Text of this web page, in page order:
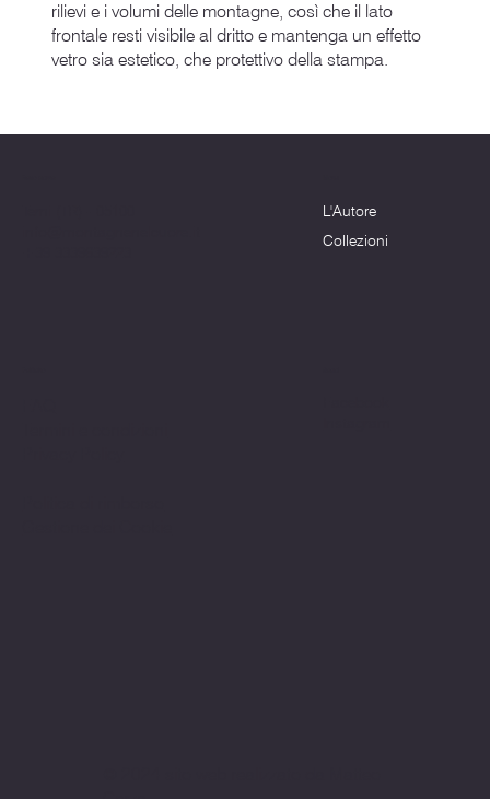
rilievi e i volumi delle montagne, così che il lato
frontale resti visibile al dritto e mantenga un effetto
vetro sia estetico, che protettivo della stampa.
L'Autore
Collezioni